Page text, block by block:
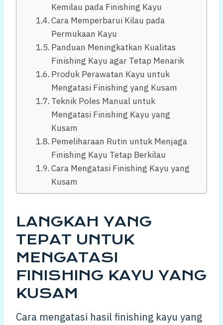
Kemilau pada Finishing Kayu
Cara Memperbarui Kilau pada
Permukaan Kayu
Panduan Meningkatkan Kualitas
Finishing Kayu agar Tetap Menarik
Produk Perawatan Kayu untuk
Mengatasi Finishing yang Kusam
Teknik Poles Manual untuk
Mengatasi Finishing Kayu yang
Kusam
Pemeliharaan Rutin untuk Menjaga
Finishing Kayu Tetap Berkilau
Cara Mengatasi Finishing Kayu yang
Kusam
LANGKAH YANG
TEPAT UNTUK
MENGATASI
FINISHING KAYU YANG
KUSAM
Cara mengatasi hasil finishing kayu yang